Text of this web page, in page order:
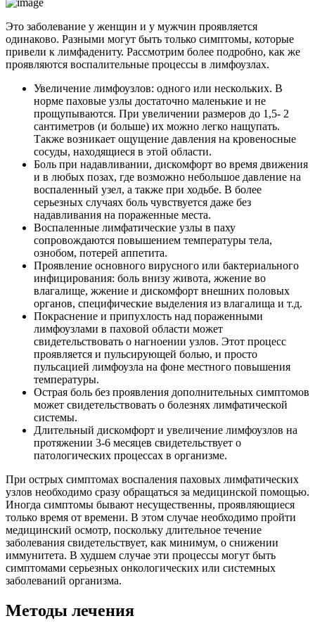
Это заболевание у женщин и у мужчин проявляется
одинаково. Разными могут быть только симптомы, которые
привели к лимфадениту. Рассмотрим более подробно, как же
проявляются воспалительные процессы в лимфоузлах.
Увеличение лимфоузлов: одного или нескольких. В
норме паховые узлы достаточно маленькие и не
прощупываются. При увеличении размеров до 1,5- 2
сантиметров (и больше) их можно легко нащупать.
Также возникает ощущение давления на кровеносные
сосуды, находящиеся в этой области.
Боль при надавливании, дискомфорт во время движения
и в любых позах, где возможно небольшое давление на
воспаленный узел, а также при ходьбе. В более
серьезных случаях боль чувствуется даже без
надавливания на пораженные места.
Воспаленные лимфатические узлы в паху
сопровождаются повышением температуры тела,
ознобом, потерей аппетита.
Проявление основного вирусного или бактериального
инфицирования: боль внизу живота, жжение во
влагалище, жжение и дискомфорт внешних половых
органов, специфические выделения из влагалища и т.д.
Покраснение и припухлость над пораженными
лимфоузлами в паховой области может
свидетельствовать о нагноении узлов. Этот процесс
проявляется и пульсирующей болью, и просто
пульсацией лимфоузла на фоне местного повышения
температуры.
Острая боль без проявления дополнительных симптомов
может свидетельствовать о болезнях лимфатической
системы.
Длительный дискомфорт и увеличение лимфоузлов на
протяжении 3-6 месяцев свидетельствует о
патологических процессах в организме.
При острых симптомах воспаления паховых лимфатических
узлов необходимо сразу обращаться за медицинской помощью.
Иногда симптомы бывают несущественны, проявляющиеся
только время от времени. В этом случае необходимо пройти
медицинский осмотр, поскольку длительное течение
заболевания свидетельствует, как минимум, о снижении
иммунитета. В худшем случае эти процессы могут быть
симптомами серьезных онкологических или системных
заболеваний организма.
Методы лечения